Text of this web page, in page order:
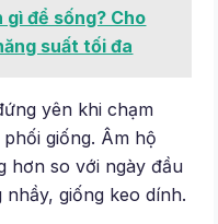
gì để sống? Cho
suất tối đa
yên khi chạm
giống. Âm hộ
hơn so với ngày đầu
giống keo dính.